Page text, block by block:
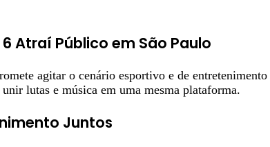
Atraí Público em São Paulo
agitar o cenário esportivo e de
lutas e música em uma mesma plataforma.
Juntos